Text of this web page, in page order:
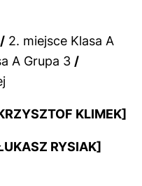
/ 2. miejsce Klasa A
A Grupa 3 /
KLIMEK]
RYSIAK]